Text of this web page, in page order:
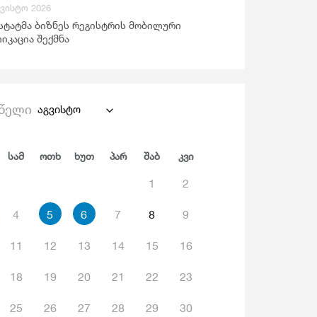
Და Სოციალური Უზრუნველყოფა
2026
ბიზნეს რეგისტრის მობილური
შექმნა
აგვისტო
Სამ Ოთხ Ხუთ Პარ Შაბ Კვი
1 2
4 5 6 7 8 9
11 12 13 14 15 16
18 19 20 21 22 23
25 26 27 28 29 30